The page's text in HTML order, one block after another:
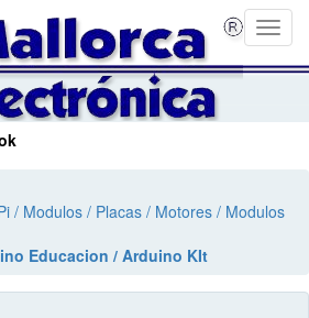
/ Modulos / Placas / Motores / Modulos
Educacion / Arduino KIt